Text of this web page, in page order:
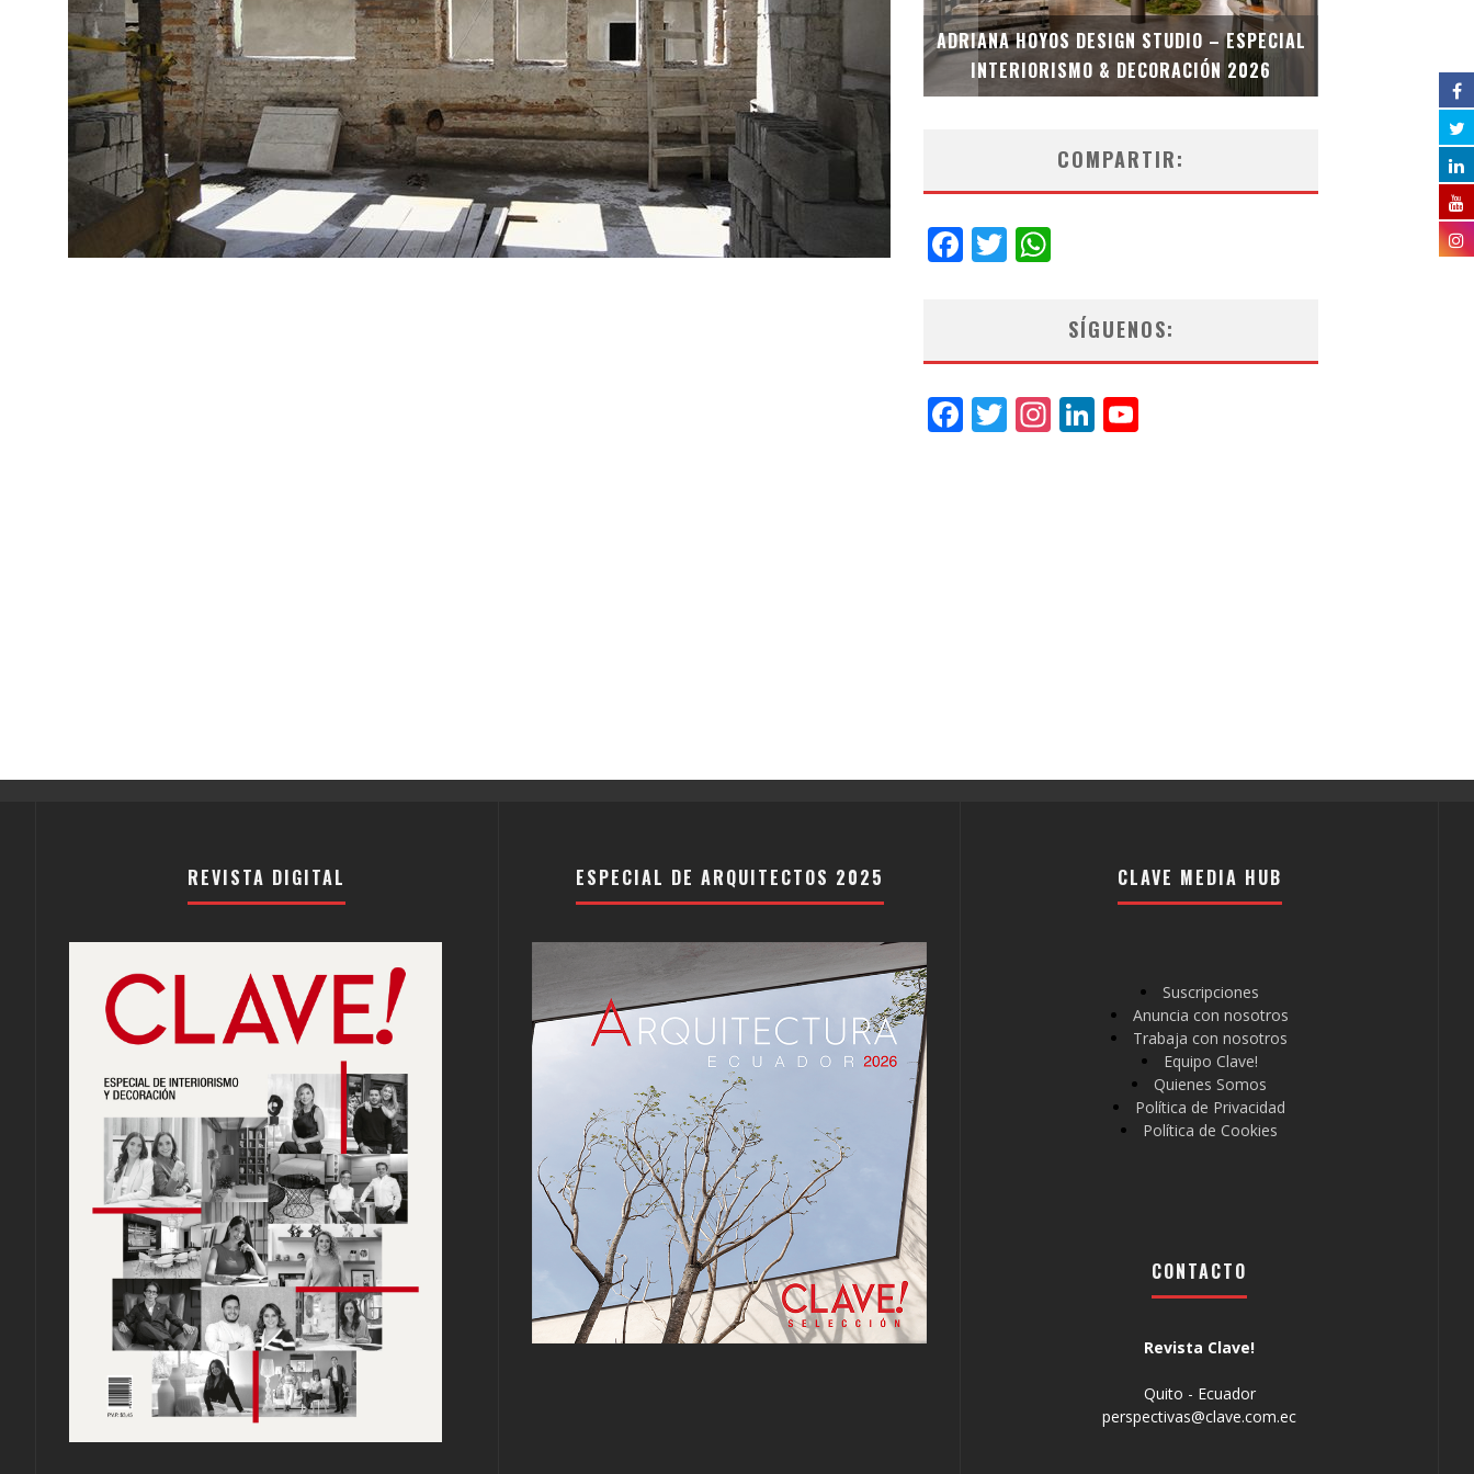
MUBB DESIGN STUDIO – ESPECIAL
INTERIORISMO & DECORACIÓN 2026
ADRIANA HOYOS DESIGN STUDIO – ESPECIAL
INTERIORISMO & DECORACIÓN 2026
COMPARTIR:
Facebook
Twitter
SÍGUENOS:
Facebook
Twitter
Instagram
LinkedIn
REVISTA DIGITAL ESPECIAL DE ARQUITECTOS 2025 CLAVE MEDIA HUB
Suscripciones
Anuncia con nosotros
Trabaja con nosotros
Equipo Clave!
Quienes Somos
Política de Privacidad
Política de Cookies
CONTACTO
Revista Clave!
Quito - Ecuador
perspectivas@clave.com.ec